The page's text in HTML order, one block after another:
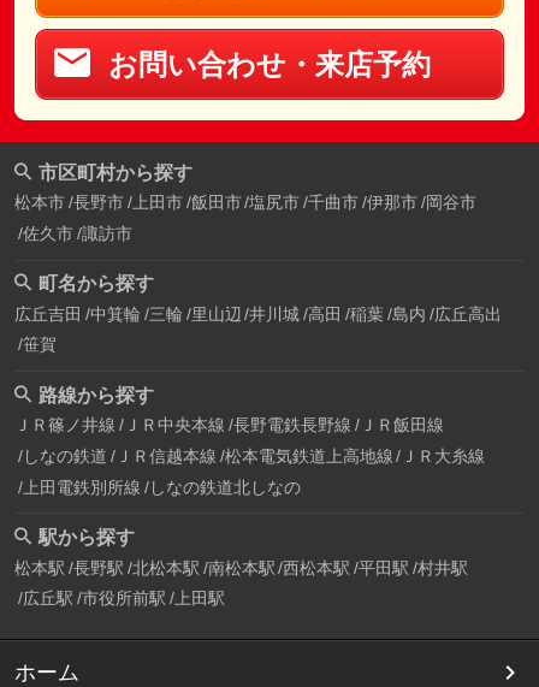
お問い合わせ・来店予約
市区町村から探す
松本市 長野市 上田市 飯田市 塩尻市 千曲市 伊那市 岡谷市
佐久市 諏訪市
町名から探す
広丘吉田 中箕輪 三輪 里山辺 井川城 高田 稲葉 島内 広丘高出
笹賀
路線から探す
ＪＲ篠ノ井線 ＪＲ中央本線 長野電鉄長野線 ＪＲ飯田線
しなの鉄道 ＪＲ信越本線 松本電気鉄道上高地線
ＪＲ大糸線
上田電鉄別所線 しなの鉄道北しなの
駅から探す
松本駅 長野駅 北松本駅 南松本駅 西松本駅 平田駅 村井駅
広丘駅 市役所前駅 上田駅
ホーム